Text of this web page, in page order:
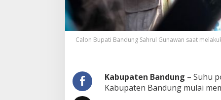
l
G
u
n
a
:
A
Calon Bupati Bandung Sahrul Gunawan saat
Kabupaten Bandung – Suhu
Kabupaten Bandung mulai